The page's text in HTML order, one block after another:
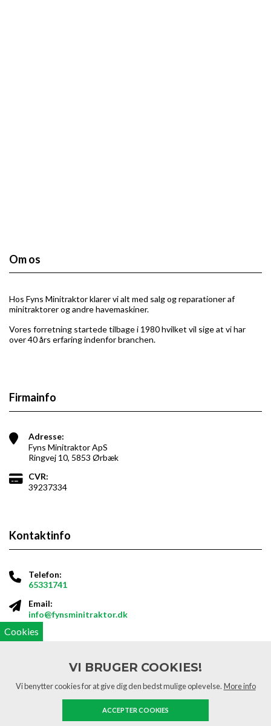
Om os
Hos Fyns Minitraktor klarer vi alt med salg og reparationer af
minitraktorer og andre havemaskiner​.
Vores forretning startede tilbage i 1980 hvilket vil sige at vi har
over 40 års erfaring indenfor branchen.
Firmainfo
Adresse:
Fyns Minitraktor ApS
Ringvej 10, 5853 Ørbæk
CVR:
39237334
Kontaktinfo
Telefon:
65331741
Email:
info@fynsminitraktor.dk
Åbningstider
Mandag - torsdag
Cookies
VI BRUGER COOKIES!
Vi benytter cookies for at give dig den bedst mulige oplevelse. More info
ACCEPTER COOKIES